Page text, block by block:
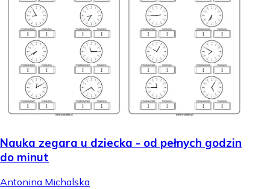
Nauka zegara u dziecka - od pełnych godzin
do minut
Antonina Michalska